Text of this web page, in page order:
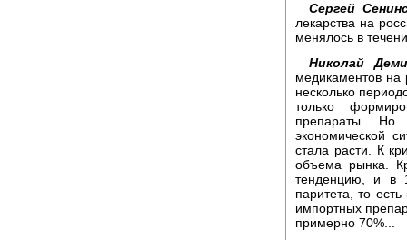
Сергей
лекарства на
менялось в
Николай
медикаментов на
несколько
только
препараты.
экономической
стала расти. К
объема рынка.
тенденцию, и в
паритета, то
импортных
примерно 70%...